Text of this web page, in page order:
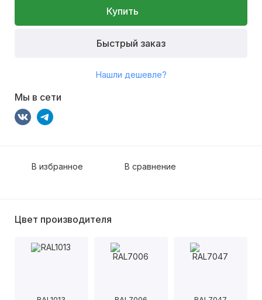
Купить
Быстрый заказ
Нашли дешевле?
Мы в сети
В избранное В сравнение
Цвет производителя